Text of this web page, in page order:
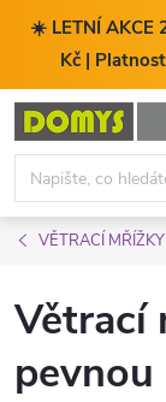
☀️ LETNÍ AKCE
Kč |
Přejít
obsah
VĚTRACÍ MŘÍŽKY
Větrací